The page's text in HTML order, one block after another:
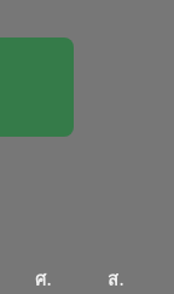
ศ.
ส.